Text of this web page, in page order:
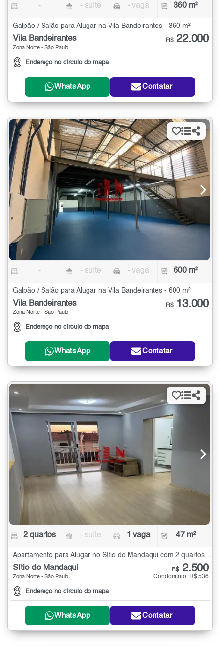
- - suíte - vaga 360 m²
Galpão / Salão para Alugar na Vila Bandeirantes - 360 m²
Vila Bandeirantes
Zona Norte - São Paulo
Endereço no círculo do mapa
R$ 22.000
WhatsApp Contatar
- - suíte - vaga 600 m²
Galpão / Salão para Alugar na Vila Bandeirantes - 600 m²
Vila Bandeirantes
Zona Norte - São Paulo
Endereço no círculo do mapa
R$ 13.000
WhatsApp Contatar
2 quartos - suíte 1 vaga 47 m²
Sítio do Mandaqui
Zona Norte - São Paulo
Endereço no círculo do mapa
R$ 2.500
Condomínio: R$ 536
WhatsApp Contatar